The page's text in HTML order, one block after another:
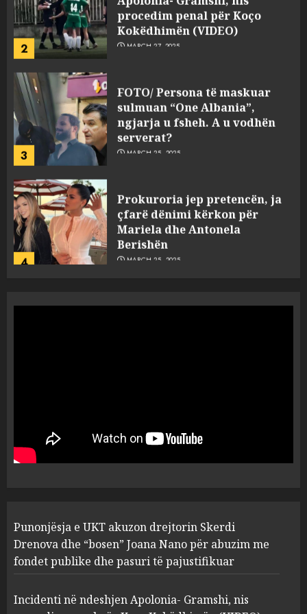
2
procedim penal për Koço
Kokëdhimën (VIDEO)
MARCH 27, 2025
3
FOTO/ Persona të maskuar
sulmuan “One Albania”,
ngjarja u fsheh. A u vodhën
serverat?
MARCH 25, 2025
4
Prokuroria jep pretencën, ja
çfarë dënimi kërkon për
Mariela dhe Antonela
Berishën
MARCH 25, 2025
1
“bosen” Joana Nano për
abuzim me fondet publike dhe
pasuri të pajustifikuar
2
Apolonia- Gramshi, nis
procedim penal për Koço
Kokëdhimën (VIDEO)
MARCH 27, 2025
Punonjësja e UKT akuzon drejtorin Skerdi
Drenova dhe “bosen” Joana Nano për abuzim me
fondet publike dhe pasuri të pajustifikuar
Incidenti në ndeshjen Apolonia- Gramshi, nis